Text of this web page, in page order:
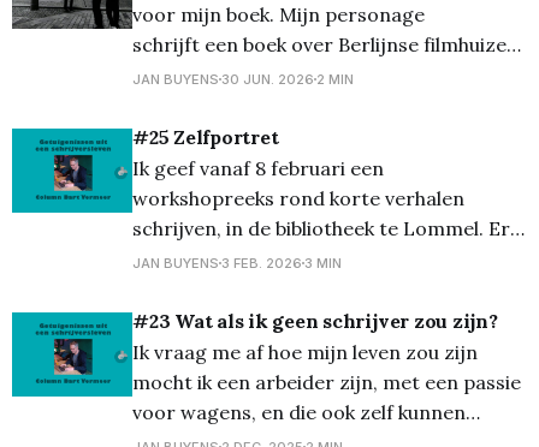
voor mijn boek. Mijn personage
schrijft een boek over Berlijnse filmhuizen
en zet tijdens die “verwondering” zijn
persoonlijk ook een escaperoute, een even
weg van alles en rust, rust proberen te
vinden. Mijn eigen
JAN BUYENS 30 JUN. 2026 2 MIN
#25 Zelfportret
Ik geef vanaf 8 februari een
workshopreeks rond korte verhalen
schrijven, in de bibliotheek te Lommel. Er
valt veel te vertellen over korte verhalen,
belangrijke gebeurtenis in het leven van
dat personage, en blijf dicht bij een wereld
die je kent of je
JAN BUYENS 3 FEB. 2026 3 MIN
#23 Wat als ik geen schrijver zou zijn?
Ik vraag me af hoe mijn leven zou zijn
mocht ik een arbeider zijn, met een passie
voor wagens, en die ook zelf kunnen
maken en opknappen of een bouwvakker